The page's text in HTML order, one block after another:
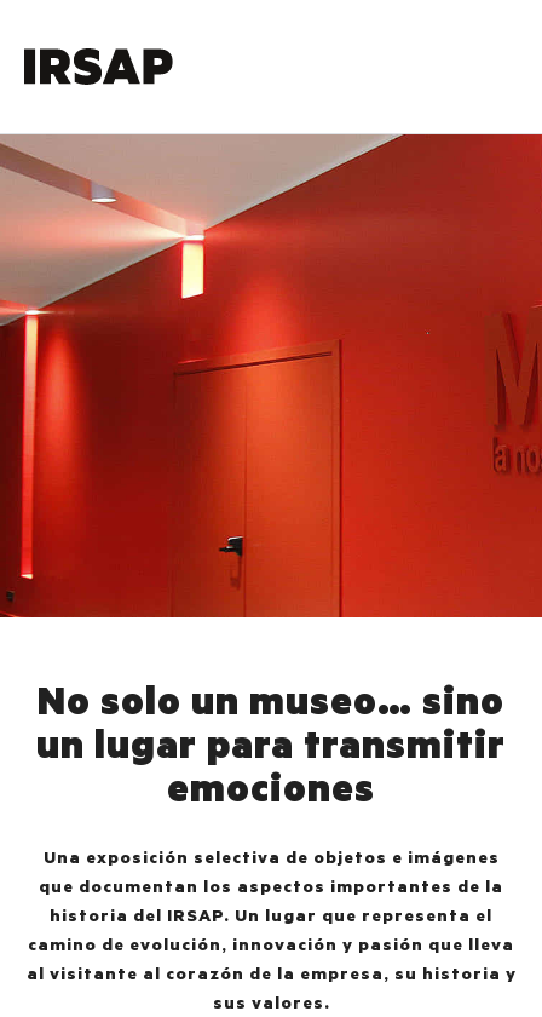
No solo un museo… sino
un lugar para transmitir
emociones
Una exposición selectiva de objetos e imágenes
que documentan los aspectos importantes de la
historia del IRSAP. Un lugar que representa el
camino de evolución, innovación y pasión que lleva
al visitante al corazón de la empresa, su historia y
sus valores.